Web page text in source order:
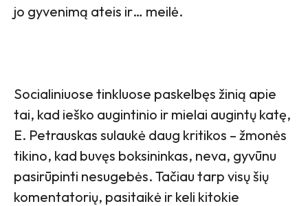
jo gyvenimą ateis ir… meilė.
Socialiniuose tinkluose paskelbęs žinią apie
tai, kad ieško augintinio ir mielai augintų katę,
E. Petrauskas sulaukė daug kritikos – žmonės
tikino, kad buvęs boksininkas, neva, gyvūnu
pasirūpinti nesugebės. Tačiau tarp visų šių
komentatorių, pasitaikė ir keli kitokie